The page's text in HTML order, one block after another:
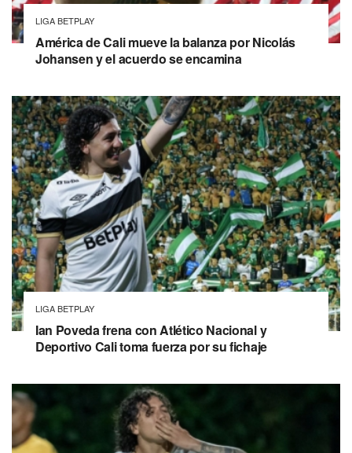
LIGA BETPLAY
América de Cali mueve la balanza por Nicolás
Johansen y el acuerdo se encamina
LIGA BETPLAY
Ian Poveda frena con Atlético Nacional y
Deportivo Cali toma fuerza por su fichaje